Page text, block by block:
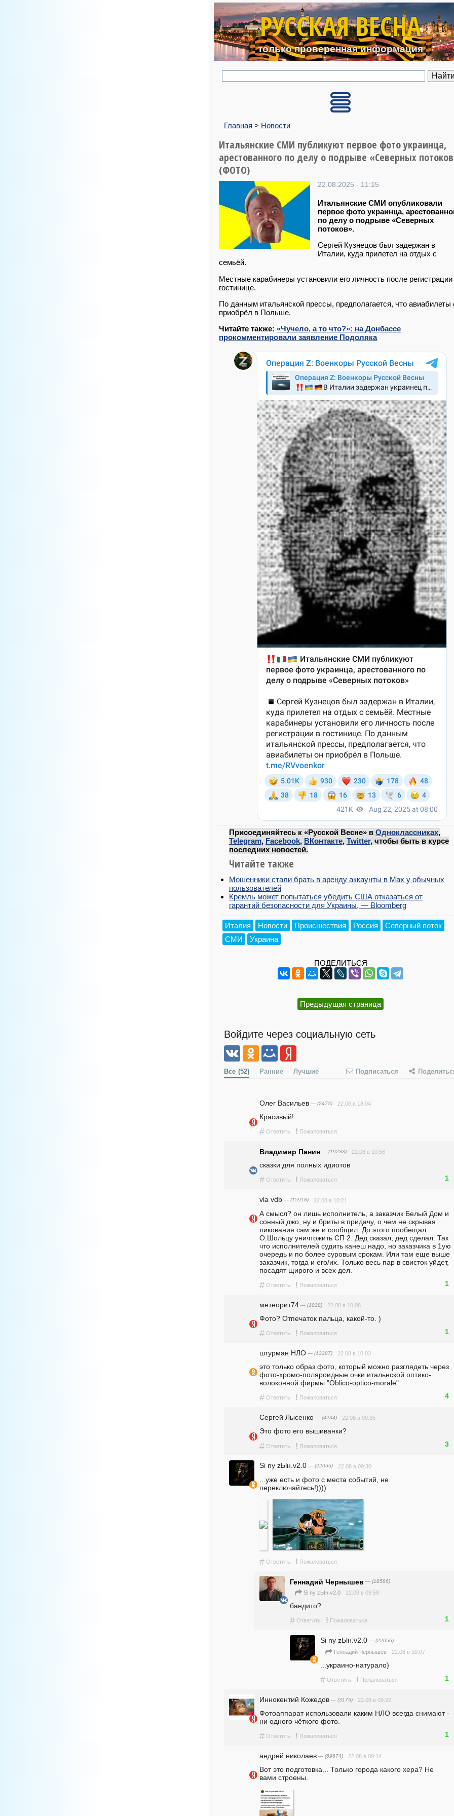
Перейти к основному
РУССКАЯ ВЕСНА
только проверенная информация
Главная > Новости
Итальянские СМИ публикуют первое фото украинца,
арестованного по делу о подрыве «Северных
(ФОТО)
22.08.2025 - 11:15
Итальянские СМИ опубликовали
первое фото украинца,
по делу о подрыве «Северных
потоков».
Сергей Кузнецов был задержан в
Италии, куда прилетел на отдых с
семьёй.
Местные карабинеры установили его личность после регистрации
гостинице.
По данным итальянской прессы, предполагается, что авиабилеты
приобрёл в Польше.
Читайте также: «Чучело, а то что?»: на Донбассе
прокомментировали заявление Подоляка
Присоединяйтесь к «Русской Весне» в Одноклассниках,
Telegram, Facebook, ВКонтакте, Twitter, чтобы быть в курсе
последних новостей.
Читайте также
Мошенники стали брать в аренду аккаунты в Мах у обычных
пользователей
Кремль может попытаться убедить США отказаться от
гарантий безопасности для Украины, — Bloomberg
Италия Новости Происшествия Россия
Северный поток
СМИ
Украина
ПОДЕЛИТЬСЯ
Предыдущая страница
Войдите через социальную сеть
Все (52) Ранние Лучшие Подписаться
Олег Васильев — (2473) 22.08 в 18:04
Красивый!
# Ответить ! Пожаловаться
Владимир Панин — (19233) 22.08 в 10:56
сказки для полных идиотов
# Ответить ! Пожаловаться 1
vla vdb — (15918) 22.08 в 10:21
А смысл? он лишь исполнитель, а заказчик Белый Дом и
сонный джо, ну и бриты в придачу, о чем не скрывая
ликования сам же и сообщил. До этого пообещал
О.Шольцу уничтожить СП 2. Дед сказал, дед сделал. Так
что исполнителей судить канеш надо, но заказчика в 1ую
очередь и по более суровым срокам. Или там еще выше
заказчик, тогда и его/их. Только весь пар в свисток уйдет,
посадят щирого и всех дел.
# Ответить ! Пожаловаться 1
метеорит74 — (1028) 22.08 в 10:08
Фото? Отпечаток пальца, какой-то. )
# Ответить ! Пожаловаться 1
штурман НЛО — (13287) 22.08 в 10:03
это только образ фото, который можно разглядеть через
фото-хромо-поляроидные очки итальнской оптико-
волоконной фирмы "Oblico-optico-morale"
# Ответить ! Пожаловаться 4
Сергей Лысенко — (4234) 22.08 в 09:35
Это фото его вышиванки?
# Ответить ! Пожаловаться 3
Si ny zЫн.v2.0 — (22056) 22.08 в 09:30
...уже есть и фото с места событий, не
переключайтесь!))))
# Ответить ! Пожаловаться
Геннадий Чернышев — (18586)
Si ny zЫн.v2.0 22.08 в 09:58
бандито?
# Ответить ! Пожаловаться 1
Si ny zЫн.v2.0 — (22056)
Геннадий Чернышев 22.08 в 10:07
...украино-натурало)
# Ответить ! Пожаловаться 1
Иннокентий Кожедов — (3175) 22.08 в 09:22
Фотоаппарат использовали каким НЛО всегда снимают -
ни одного чёткого фото.
# Ответить ! Пожаловаться 1
андpeй николаев — (69674) 22.08 в 09:14
Вот это подготовка... Только города какого хера? Не
вами строены.